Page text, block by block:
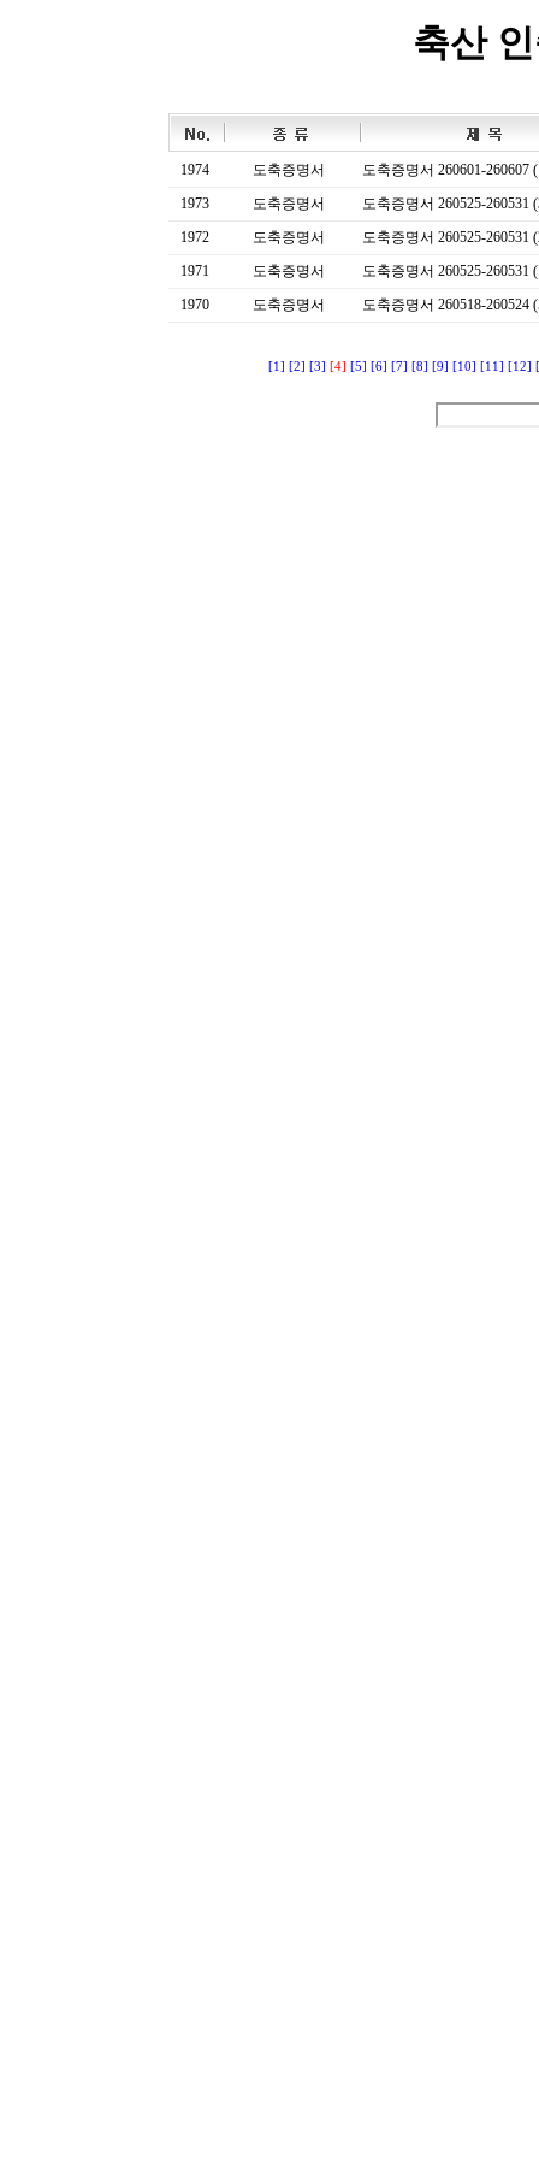
축산
1974 도축증명서
도축증명서 260601-260607
1973
도축증명서
도축증명서 260525-260531
1972
도축증명서
도축증명서 260525-260531
1971
도축증명서
도축증명서 260525-260531
1970
도축증명서 도축증명서 260518-260524
[1] [2] [3] [4] [5] [6] [7] [8] [9] [10] [11] [12]